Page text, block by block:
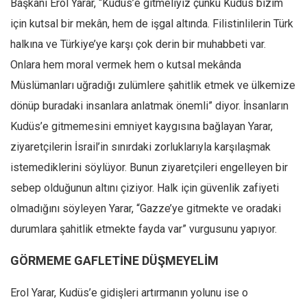
Başkanı Erol Yarar, “Kudüs’e gitmeliyiz çünkü Kudüs bizim
için kutsal bir mekân, hem de işgal altında. Filistinlilerin Türk
halkına ve Türkiye’ye karşı çok derin bir muhabbeti var.
Onlara hem moral vermek hem o kutsal mekânda
Müslümanları uğradığı zulümlere şahitlik etmek ve ülkemize
dönüp buradaki insanlara anlatmak önemli” diyor. İnsanların
Kudüs’e gitmemesini emniyet kaygısına bağlayan Yarar,
ziyaretçilerin İsrail’in sınırdaki zorluklarıyla karşılaşmak
istemediklerini söylüyor. Bunun ziyaretçileri engelleyen bir
sebep olduğunun altını çiziyor. Halk için güvenlik zafiyeti
olmadığını söyleyen Yarar, “Gazze’ye gitmekte ve oradaki
durumlara şahitlik etmekte fayda var” vurgusunu yapıyor.
GÖRMEME GAFLETİNE DÜŞMEYELİM
Erol Yarar, Kudüs’e gidişleri artırmanın yolunu ise o